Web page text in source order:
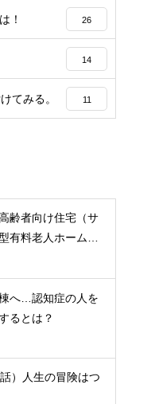
！ 26
14
てみる。 11
齢者向け住宅（サ
有料老人ホーム：
へ…認知症の人を
るとは？
）人生の冒険はつ